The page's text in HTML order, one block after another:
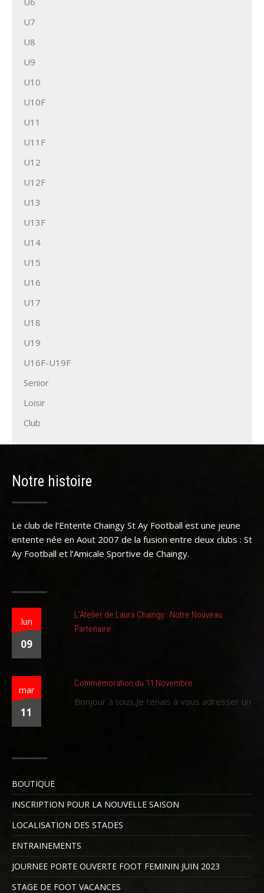
U7
U8
U9
U10
U10F
U11
U11F
U12
U12F
U13
U13F
U14
U15
U16
U17
U18
U19
U16F-U19F
Senior
Loisir
Club
Notre histoire
Le club de l’Entente Chaingy St Ay Football est une jeune
entente née en Aout 2007 de la fusion entre deux clubs : St
Ay Football et l’Amicale Sportive de Chaingy.
lun
09
L’Atelier de Laura Chaingy : Notre Nouveau
Partenaire
mar
11
Commémoration du 11 Novembre
Bonjour à tous,Je tenais à vous adresser un
BOUTIQUE
INSCRIPTION POUR LA NOUVELLE SAISON
LOCALISATION DES STADES
ENTRAINEMENTS
JOURNEE PORTE OUVERTE FOOT FEMININ JUIN 2023
STAGE DE FOOT VACANCES